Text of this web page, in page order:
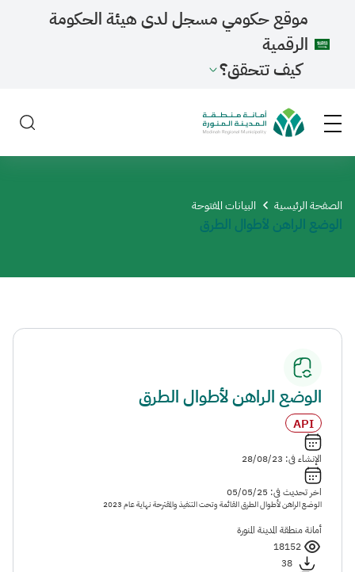
موقع حكومي مسجل لدى هيئة الحكومة
الرقمية
كيف تتحقق؟
الصفحة الرئيسية ​البيانات المفتوحة
الوضع الراهن لأطوال الطرق
الوضع الراهن لأطوال الطرق
API
الإنشاء فى: 28/08/23
اخر تحديث فى: 05/05/25
الوضع الراهن لأطوال الطرق القائمة وتحت التنفيذ والمقترحة نهاية عام 2023
أمانة منطقة المدينة المنورة
18152
38